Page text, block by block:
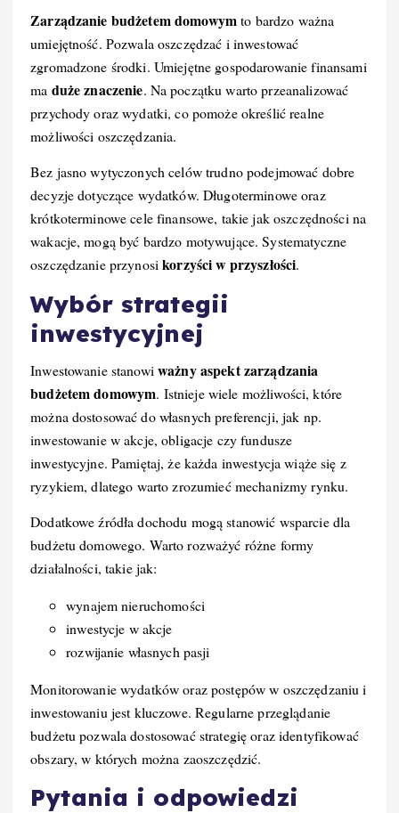
Zarządzanie budżetem domowymto bardzo ważna
umiejętność. Pozwala oszczędzać i inwestować
zgromadzone środki. Umiejętne gospodarowanie finansami
ma duże znaczenie. Na początku warto przeanalizować
przychody oraz wydatki, co pomoże określić realne
możliwości oszczędzania.
Bez jasno wytyczonych celów trudno podejmować dobre
decyzje dotyczące wydatków. Długoterminowe oraz
krótkoterminowe cele finansowe, takie jak oszczędności na
wakacje, mogą być bardzo motywujące. Systematyczne
oszczędzanie przynosikorzyści w przyszłości.
Wybór strategii
inwestycyjnej
Inwestowanie stanowiważny aspekt zarządzania
budżetem domowym. Istnieje wiele możliwości, które
można dostosować do własnych preferencji, jak np.
inwestowanie w akcje, obligacje czy fundusze
inwestycyjne. Pamiętaj, że każda inwestycja wiąże się z
ryzykiem, dlatego warto zrozumieć mechanizmy rynku.
Dodatkowe źródła dochodu mogą stanowić wsparcie dla
budżetu domowego. Warto rozważyć różne formy
działalności, takie jak:
wynajem nieruchomości
inwestycje w akcje
rozwijanie własnych pasji
Monitorowanie wydatków oraz postępów w oszczędzaniu i
inwestowaniu jest kluczowe. Regularne przeglądanie
budżetu pozwala dostosować strategię oraz identyfikować
obszary, w których można zaoszczędzić.
Pytania i odpowiedzi